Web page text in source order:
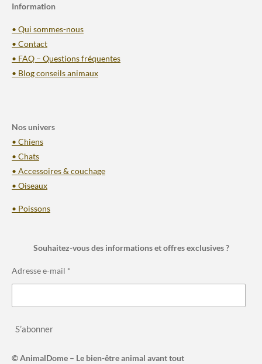
Information
• Qui sommes-nous
• Contact
• FAQ – Questions fréquentes
• Blog conseils animaux
Nos univers
• Chiens
• Chats
• Accessoires & couchage
• Oiseaux
• Poissons
Souhaitez-vous des informations et offres exclusives ?
Adresse e-mail *
S’abonner
© AnimalDome – Le bien-être animal avant tout